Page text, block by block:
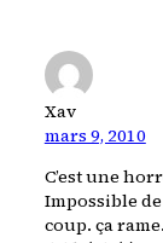
Xav
mars 9, 2010
C’est une
Impossible
coup. ça rame.